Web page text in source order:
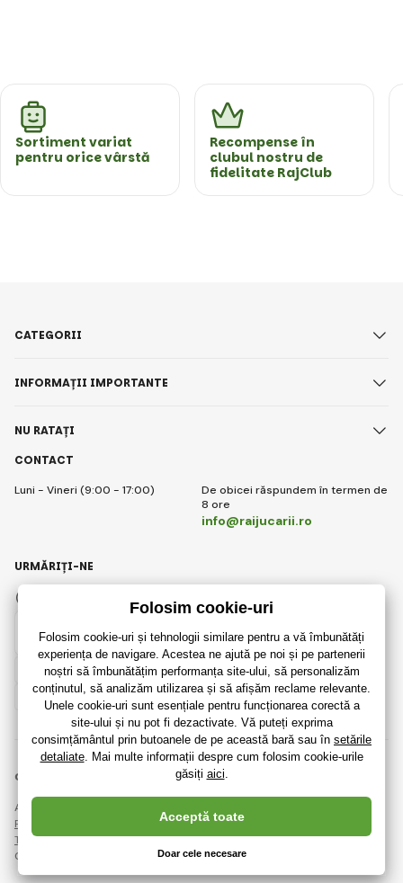
Sortiment variat
pentru orice vârstă
Recompense în
clubul nostru de
fidelitate RajClub
CONTACT
Luni - Vineri (9:00 - 17:00)
De obicei răspundem în termen de
8 ore
info@raijucarii.ro
CATEGORII
INFORMAȚII IMPORTANTE
NU RATAȚI
Romanian
URMĂRIȚI-NE
Instagram
© 2018 - 2026 RaiJucării.ro, Toate drepturile rezervate
Această pagină este protejată prin reCAPTCHA și se aplică
Regulile de protecție a datelor personalecompaniile Google și ale lor
Termeni și condiții.
Crearea de magazine online eficiente de laRIESENIA